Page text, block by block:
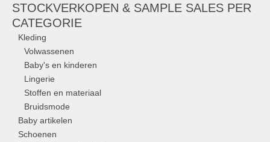
STOCKVERKOPEN & SAMPLE SALES PER
CATEGORIE
Kleding
Volwassenen
Baby's en kinderen
Lingerie
Stoffen en materiaal
Bruidsmode
Baby artikelen
Schoenen